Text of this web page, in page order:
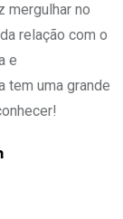
mergulhar no
relação com o
e
tem uma grande